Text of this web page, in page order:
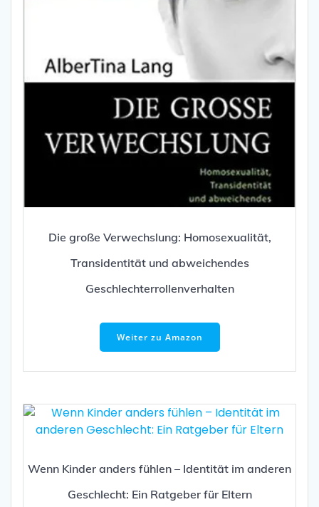
Die große Verwechslung: Homosexualität,
Transidentität und abweichendes
Geschlechterrollenverhalten
Weiter zu Amazon
Wenn Kinder anders fühlen – Identität im anderen
Geschlecht: Ein Ratgeber für Eltern